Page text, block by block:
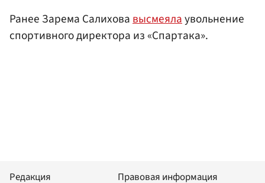
Ранее Зарема Салиховавысмеялаувольнение
спортивного директора из «Спартака».
Редакция
Правовая информация